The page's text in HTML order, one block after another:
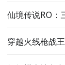
仙境传说RO：
穿越火线枪战